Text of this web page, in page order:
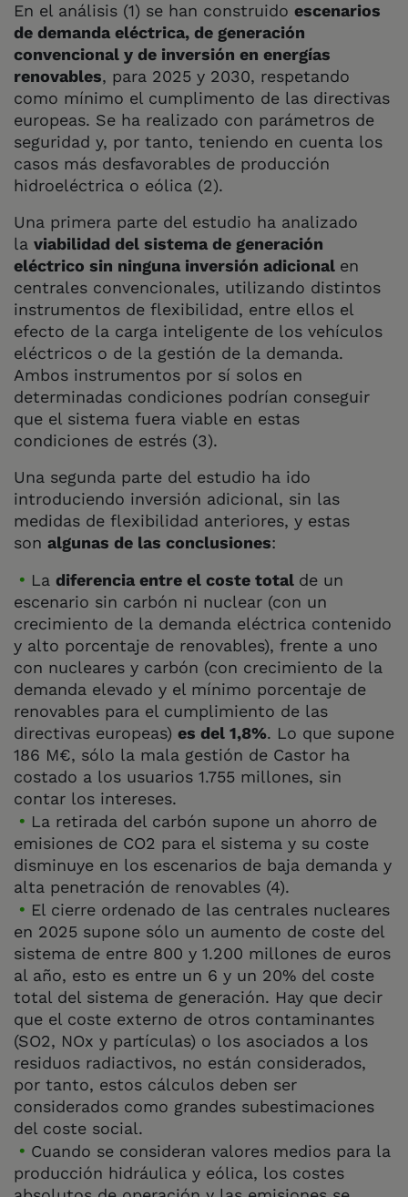
En el análisis (1) se han construido escenarios
de demanda eléctrica, de generación
convencional y de inversión en energías
renovables, para 2025 y 2030, respetando
como mínimo el cumplimento de las directivas
europeas. Se ha realizado con parámetros de
seguridad y, por tanto, teniendo en cuenta los
casos más desfavorables de producción
hidroeléctrica o eólica (2).
Una primera parte del estudio ha analizado
la viabilidad del sistema de generación
eléctrico sin ninguna inversión adicional en
centrales convencionales, utilizando distintos
instrumentos de flexibilidad, entre ellos el
efecto de la carga inteligente de los vehículos
eléctricos o de la gestión de la demanda.
Ambos instrumentos por sí solos en
determinadas condiciones podrían conseguir
que el sistema fuera viable en estas
condiciones de estrés (3).
Una segunda parte del estudio ha ido
introduciendo inversión adicional, sin las
medidas de flexibilidad anteriores, y estas
son algunas de las conclusiones:
La diferencia entre el coste total de un
escenario sin carbón ni nuclear (con un
crecimiento de la demanda eléctrica contenido
y alto porcentaje de renovables), frente a uno
con nucleares y carbón (con crecimiento de la
demanda elevado y el mínimo porcentaje de
renovables para el cumplimiento de las
directivas europeas) es del 1,8%. Lo que supone
186 M€, sólo la mala gestión de Castor ha
costado a los usuarios 1.755 millones, sin
contar los intereses.
La retirada del carbón supone un ahorro de
emisiones de CO2 para el sistema y su coste
disminuye en los escenarios de baja demanda y
alta penetración de renovables (4).
El cierre ordenado de las centrales nucleares
en 2025 supone sólo un aumento de coste del
sistema de entre 800 y 1.200 millones de euros
al año, esto es entre un 6 y un 20% del coste
total del sistema de generación. Hay que decir
que el coste externo de otros contaminantes
(SO2, NOx y partículas) o los asociados a los
residuos radiactivos, no están considerados,
por tanto, estos cálculos deben ser
considerados como grandes subestimaciones
del coste social.
Cuando se consideran valores medios para la
producción hidráulica y eólica, los costes